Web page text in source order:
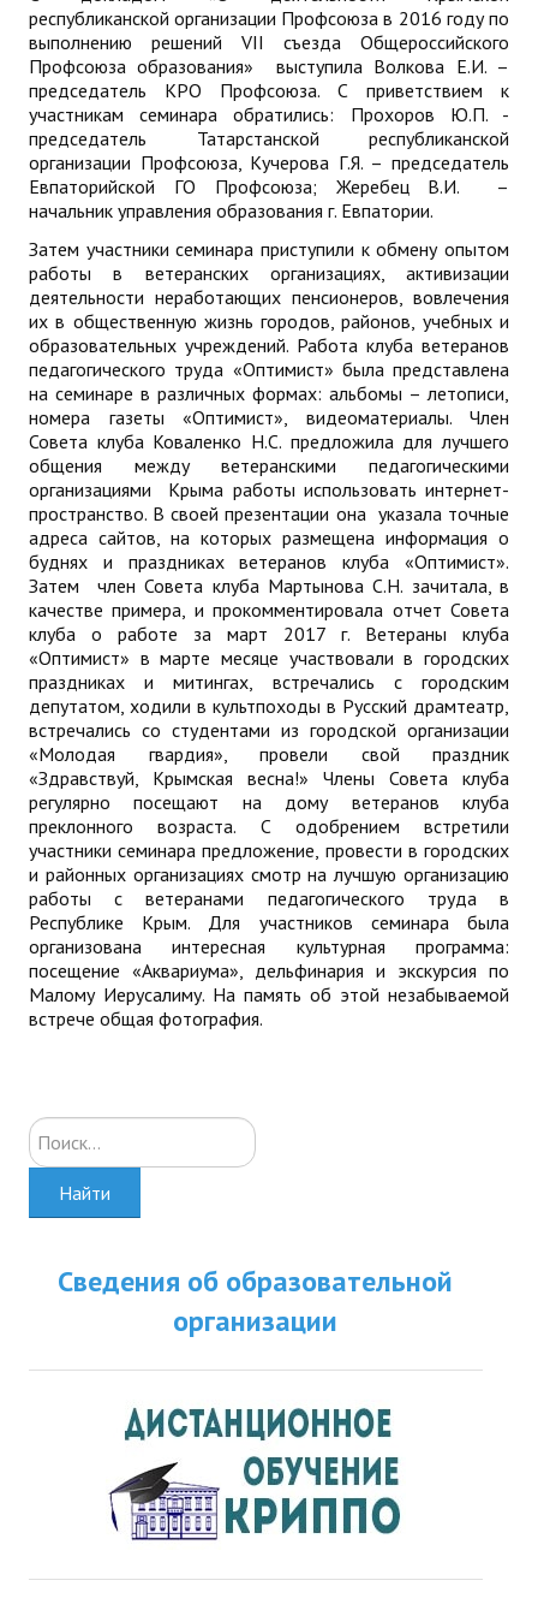
республиканской организации Профсоюза в 2016 году по
выполнению решений VII съезда Общероссийского
Профсоюза образования» выступила Волкова Е.И. –
председатель КРО Профсоюза. С приветствием к
участникам семинара обратились: Прохоров Ю.П. -
председатель Татарстанской республиканской
организации Профсоюза, Кучерова Г.Я. – председатель
Евпаторийской ГО Профсоюза; Жеребец В.И. –
начальник управления образования г. Евпатории.
Затем участники семинара приступили к обмену опытом
работы в ветеранских организациях, активизации
деятельности неработающих пенсионеров, вовлечения
их в общественную жизнь городов, районов, учебных и
образовательных учреждений. Работа клуба ветеранов
педагогического труда «Оптимист» была представлена
на семинаре в различных формах: альбомы – летописи,
номера газеты «Оптимист», видеоматериалы. Член
Совета клуба Коваленко Н.С. предложила для лучшего
общения между ветеранскими педагогическими
организациями Крыма работы использовать интернет-
пространство. В своей презентации она указала точные
адреса сайтов, на которых размещена информация о
буднях и праздниках ветеранов клуба «Оптимист».
Затем член Совета клуба Мартынова С.Н. зачитала, в
качестве примера, и прокомментировала отчет Совета
клуба о работе за март 2017 г. Ветераны клуба
«Оптимист» в марте месяце участвовали в городских
праздниках и митингах, встречались с городским
депутатом, ходили в культпоходы в Русский драмтеатр,
встречались со студентами из городской организации
«Молодая гвардия», провели свой праздник
«Здравствуй, Крымская весна!» Члены Совета клуба
регулярно посещают на дому ветеранов клуба
преклонного возраста. С одобрением встретили
участники семинара предложение, провести в городских
и районных организациях смотр на лучшую организацию
работы с ветеранами педагогического труда в
Республике Крым. Для участников семинара была
организована интересная культурная программа:
посещение «Аквариума», дельфинария и экскурсия по
Малому Иерусалиму. На память об этой незабываемой
встрече общая фотография.
Искать...
Найти
Сведения об образовательной
организации